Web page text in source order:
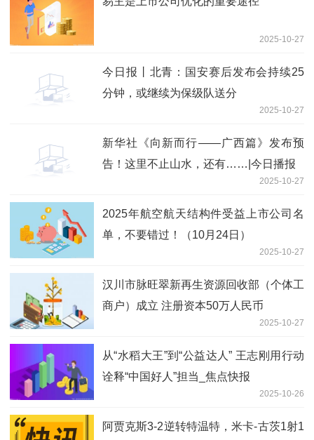
2025-10-27
今日报丨北青：国安赛后发布会持续25
分钟，或继续为保级队送分
2025-10-27
新华社《向新而行——广西篇》发布预
告！这里不止山水，还有……|今日播报
2025-10-27
2025年航空航天结构件受益上市公司名
单，不要错过！（10月24日）
2025-10-27
汉川市脉旺翠新再生资源回收部（个体工
商户）成立 注册资本50万人民币
2025-10-27
从“水稻大王”到“公益达人” 王志刚用行动
诠释“中国好人”担当_焦点快报
2025-10-26
阿贾克斯3-2逆转特温特，米卡-古茨1射1